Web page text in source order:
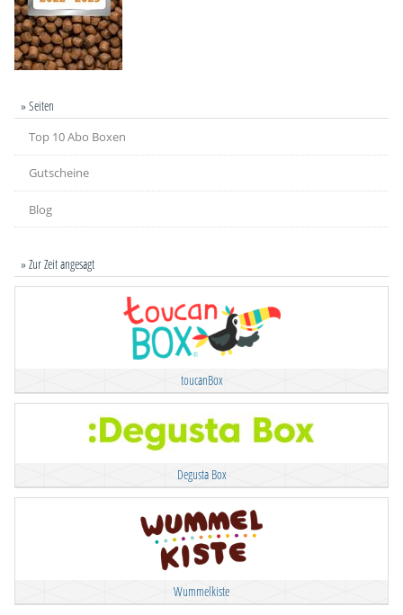
» Seiten
Top 10 Abo Boxen
Gutscheine
Blog
» Zur Zeit angesagt
toucanBox
Degusta Box
Wummelkiste